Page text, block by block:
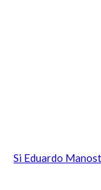
Si Eduardo